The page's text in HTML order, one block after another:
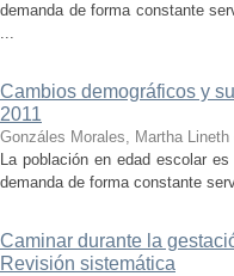
demanda de forma constante
...
Cambios demográficos y
2011
Gonzáles Morales, Martha Lineth
La población en edad escolar
demanda de forma constante
Caminar durante la
Revisión sistemática